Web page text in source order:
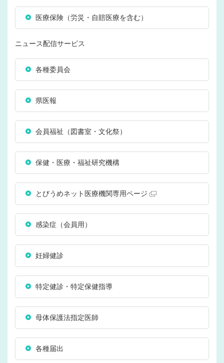
医療保険（労災・自賠医療を含む）
ニュース配信サービス
各種委員会
県医報
会員福祉（図書室・文化祭）
保健・医療・福祉研究機構
とびうめネット医療機関専用ページ
感染症（会員用）
妊婦健診
特定健診・特定保健指導
母体保護法指定医師
各種届出